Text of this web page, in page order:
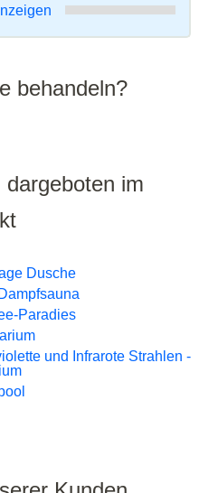
behandeln?
dargeboten im
Dusche
Paradies
und Infrarote Strahlen -